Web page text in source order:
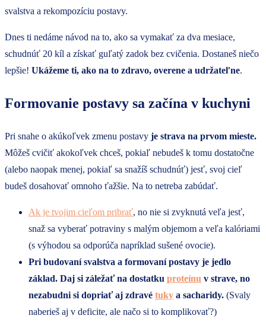
svalstva a rekompozíciu postavy.
Dnes ti nedáme návod na to, ako sa vymakať za dva mesiace,
schudnúť 20 kíl a získať guľatý zadok bez cvičenia. Dostaneš niečo
lepšie! Ukážeme ti, ako na to zdravo, overene a udržateľne.
Formovanie postavy sa začína v kuchyni
Pri snahe o akúkoľvek zmenu postavy je strava na prvom mieste.
Môžeš cvičiť akokoľvek chceš, pokiaľ nebudeš k tomu dostatočne
(alebo naopak menej, pokiaľ sa snažíš schudnúť) jesť, svoj cieľ
budeš dosahovať omnoho ťažšie. Na to netreba zabúdať.
Ak je tvojim cieľom pribrať, no nie si zvyknutá veľa jesť,
snaž sa vyberať potraviny s malým objemom a veľa kalóriami
(s výhodou sa odporúča napríklad sušené ovocie).
Pri budovaní svalstva a formovaní postavy je jedlo
základ. Daj si záležať na dostatku proteínu v strave, no
nezabudni si dopriať aj zdravé tuky a sacharidy. (Svaly
naberieš aj v deficite, ale načo si to komplikovať?)